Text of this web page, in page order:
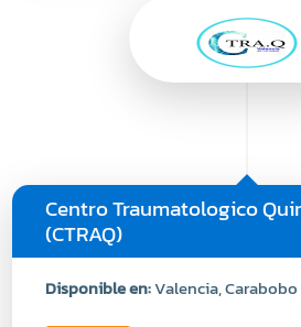
Centro Traumatologico
(CTRAQ)
Disponible en:Valencia, Carabobo